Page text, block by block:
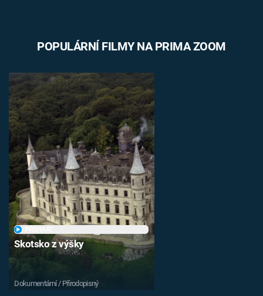
POPULÁRNÍ FILMY NA PRIMA ZOOM
Skotsko z výšky
Dokumentární / Přírodopisný